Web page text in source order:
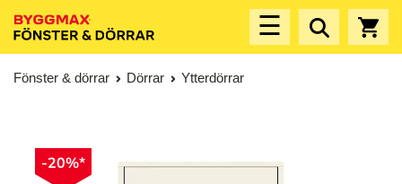
☰
Fönster & dörrar Dörrar Ytterdörrar
-20%*